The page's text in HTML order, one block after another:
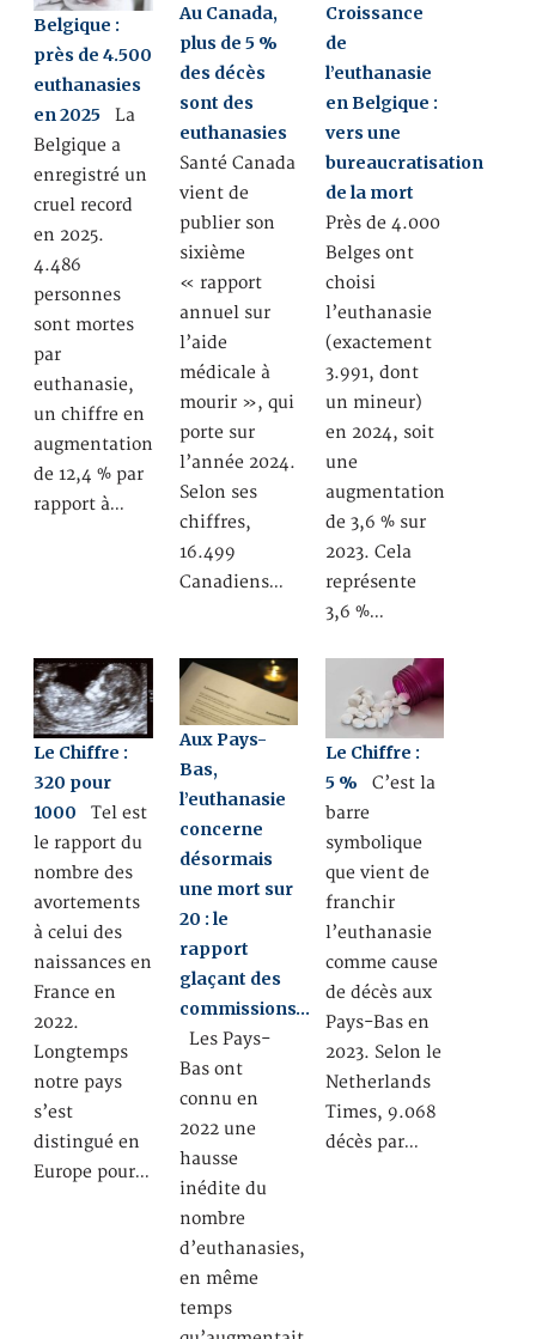
Belgique :
près de 4.500
euthanasies
en 2025 La
Belgique a
enregistré un
cruel record
en 2025.
4.486
personnes
sont mortes
par
euthanasie,
un chiffre en
augmentation
de 12,4 % par
rapport à…
Au Canada,
plus de 5 %
des décès
sont des
euthanasies
Santé Canada
vient de
publier son
sixième
« rapport
annuel sur
l’aide
médicale à
mourir », qui
porte sur
l’année 2024.
Selon ses
chiffres,
16.499
Canadiens…
Croissance
de
l’euthanasie
en Belgique :
vers une
bureaucratisation
de la mort
Près de 4.000
Belges ont
choisi
l’euthanasie
(exactement
3.991, dont
un mineur)
en 2024, soit
une
augmentation
de 3,6 % sur
2023. Cela
représente
3,6 %…
Le Chiffre :
320 pour
1000 Tel est
le rapport du
nombre des
avortements
à celui des
naissances en
France en
2022.
Longtemps
notre pays
s’est
distingué en
Europe pour…
Aux Pays-
Bas,
l’euthanasie
concerne
désormais
une mort sur
20 : le
rapport
glaçant des
commissions…
Les Pays-
Bas ont
connu en
2022 une
hausse
inédite du
nombre
d’euthanasies,
en même
temps
Le Chiffre :
5 % C’est la
barre
symbolique
que vient de
franchir
l’euthanasie
comme cause
de décès aux
Pays-Bas en
2023. Selon le
Netherlands
Times, 9.068
décès par…